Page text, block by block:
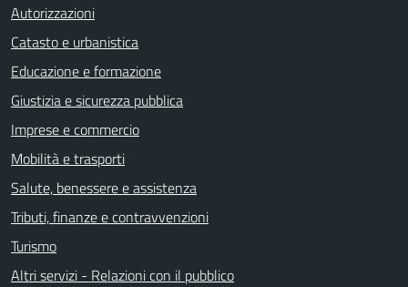
Autorizzazioni
Catasto e urbanistica
Educazione e formazione
Giustizia e sicurezza pubblica
Imprese e commercio
Mobilità e trasporti
Salute, benessere e assistenza
Tributi, finanze e contravvenzioni
Turismo
Altri servizi - Relazioni con il pubblico